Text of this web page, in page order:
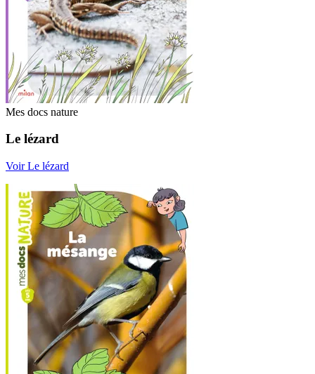
Mes docs nature
Le lézard
Voir Le lézard